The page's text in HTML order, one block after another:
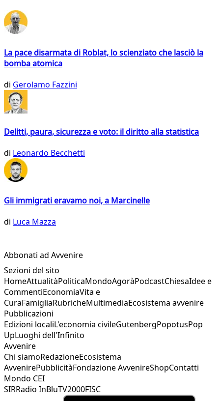
La pace disarmata di Roblat, lo scienziato che lasciò la
bomba atomica
di Gerolamo Fazzini
Delitti, paura, sicurezza e voto: il diritto alla statistica
di Leonardo Becchetti
Gli immigrati eravamo noi, a Marcinelle
di Luca Mazza
Abbonati ad Avvenire
Sezioni del sito
HomeAttualitàPoliticaMondoAgoràPodcastChiesaIdee e
CommentiEconomiaVita e
CuraFamigliaRubricheMultimediaEcosistema avvenire
Pubblicazioni
Edizioni localiL'economia civileGutenbergPopotusPop
UpLuoghi dell'Infinito
Avvenire
Chi siamoRedazioneEcosistema
AvvenirePubblicitàFondazione AvvenireShopContatti
Mondo CEI
SIRRadio InBluTV2000FISC